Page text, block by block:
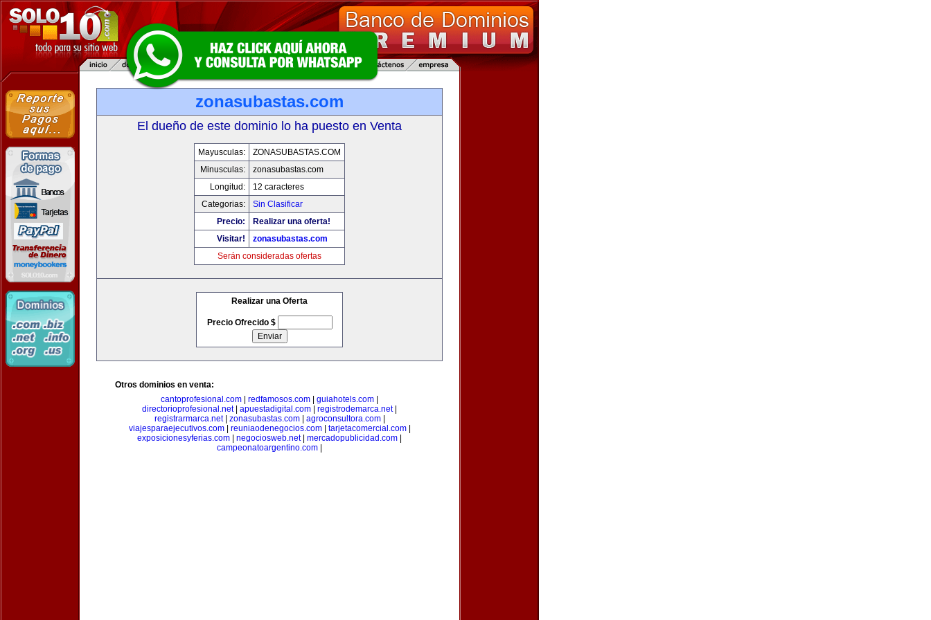
zonasubastas.com
El dueño de este dominio lo ha puesto en Venta
Mayusculas:
ZONASUBASTAS.COM
Minusculas:
zonasubastas.com
Longitud:
12 caracteres
Categorias:
Sin Clasificar
Precio:
Realizar una oferta!
Visitar!
zonasubastas.com
Serán consideradas ofertas
Realizar una Oferta
Precio Ofrecido $
Otros dominios en venta:
cantoprofesional.com
redfamosos.com guiahotels.com
directorioprofesional.net| apuestadigital.com registrodemarca.net|
registrarmarca.net| zonasubastas.com| agroconsultora.com|
viajesparaejecutivos.com| reuniaodenegocios.com| tarjetacomercial.com|
exposicionesyferias.com
negociosweb.net| mercadopublicidad.com
campeonatoargentino.com